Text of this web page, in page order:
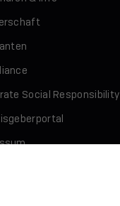
Social Responsibility